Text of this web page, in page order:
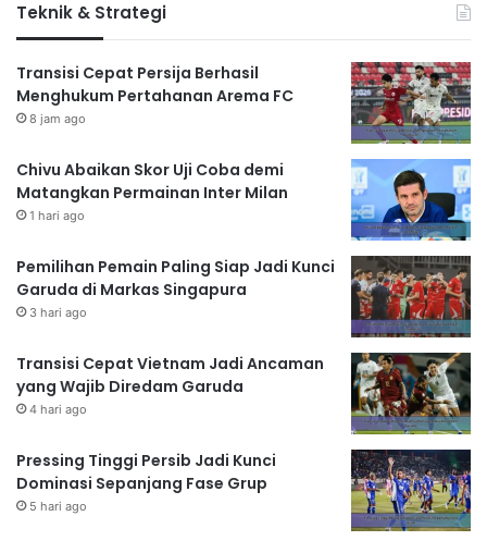
Teknik & Strategi
Transisi Cepat Persija Berhasil
Menghukum Pertahanan Arema FC
8 jam ago
Chivu Abaikan Skor Uji Coba demi
Matangkan Permainan Inter Milan
1 hari ago
Pemilihan Pemain Paling Siap Jadi Kunci
Garuda di Markas Singapura
3 hari ago
Transisi Cepat Vietnam Jadi Ancaman
yang Wajib Diredam Garuda
4 hari ago
Pressing Tinggi Persib Jadi Kunci
Dominasi Sepanjang Fase Grup
5 hari ago